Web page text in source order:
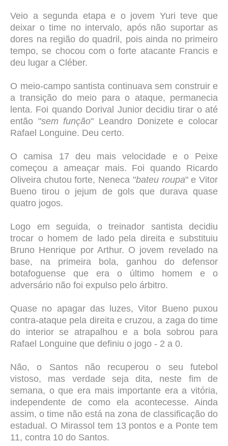
Veio a segunda etapa e o jovem Yuri teve que
deixar o time no intervalo, após não suportar as
dores na região do quadril, pois ainda no primeiro
tempo, se chocou com o forte atacante Francis e
deu lugar a Cléber.
O meio-campo santista continuava sem construir e
a transição do meio para o ataque, permanecia
lenta. Foi quando Dorival Junior decidiu tirar o até
então "sem função" Leandro Donizete e colocar
Rafael Longuine. Deu certo.
O camisa 17 deu mais velocidade e o Peixe
começou a ameaçar mais. Foi quando Ricardo
Oliveira chutou forte, Neneca "bateu roupa" e Vitor
Bueno tirou o jejum de gols que durava quase
quatro jogos.
Logo em seguida, o treinador santista decidiu
trocar o homem de lado pela direita e substituiu
Bruno Henrique por Arthur. O jovem revelado na
base, na primeira bola, ganhou do defensor
botafoguense que era o último homem e o
adversário não foi expulso pelo árbitro.
Quase no apagar das luzes, Vitor Bueno puxou
contra-ataque pela direita e cruzou, a zaga do time
do interior se atrapalhou e a bola sobrou para
Rafael Longuine que definiu o jogo - 2 a 0.
Não, o Santos não recuperou o seu futebol
vistoso, mas verdade seja dita, neste fim de
semana, o que era mais importante era a vitória,
independente de como ela acontecesse. Ainda
assim, o time não está na zona de classificação do
estadual. O Mirassol tem 13 pontos e a Ponte tem
11, contra 10 do Santos.